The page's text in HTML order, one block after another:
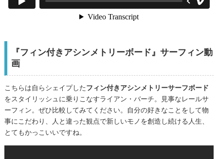
『フィン付きアシンメトリーボード』サーフィン動
画
こちらは自らシェイプしたフィン付きアシンメトリーサーフボード
をスタイリッシュに乗りこなすライアン・バーチ。見事なレールサ
ーフィン。ぜひ比較してみてください。自分の好きなことをして物
事にこだわり、人と違った観点で新しいモノを創造し続ける人生、
とてもかっこいいですね。